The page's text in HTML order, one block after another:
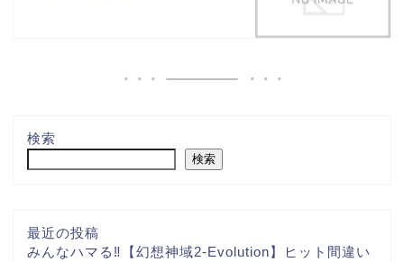
検索
検索
最近の投稿
みんなハマる‼【幻想神域2-Evolution】ヒット間違い